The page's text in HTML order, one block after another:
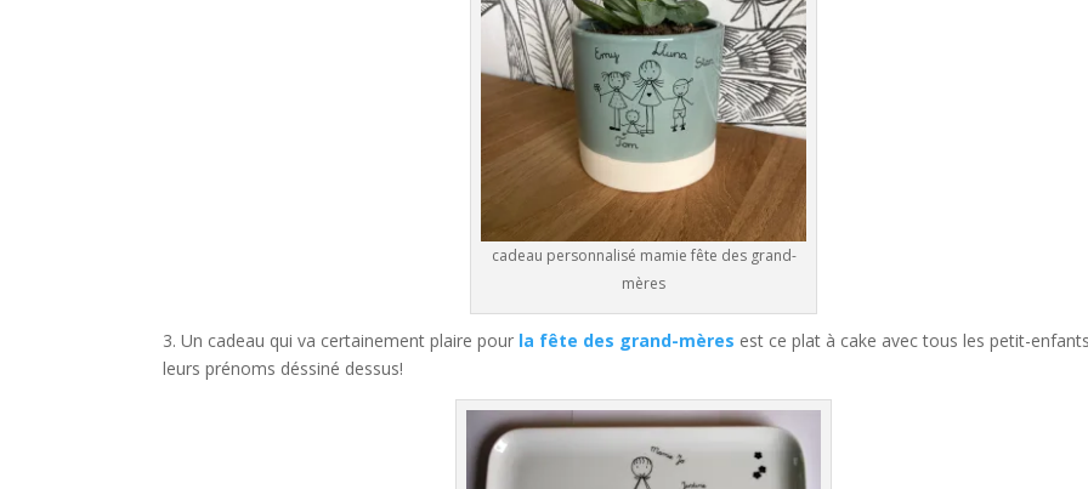
cadeau personnalisé mamie fête des grand-
mères
3. Un cadeau qui va certainement plaire pour la fête des grand-mères est ce plat à cake avec tous les petit-
leurs prénoms déssiné dessus!